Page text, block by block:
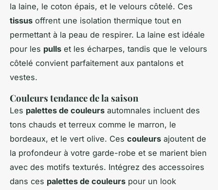
la laine, le coton épais, et le velours côtelé. Ces
tissus offrent une isolation thermique tout en
permettant à la peau de respirer. La laine est idéale
pour les pulls et les écharpes, tandis que le velours
côtelé convient parfaitement aux pantalons et
vestes.
Couleurs tendance de la saison
Les palettes de couleurs automnales incluent des
tons chauds et terreux comme le marron, le
bordeaux, et le vert olive. Ces couleurs ajoutent de
la profondeur à votre garde-robe et se marient bien
avec des motifs texturés. Intégrez des accessoires
dans ces palettes de couleurs pour un look